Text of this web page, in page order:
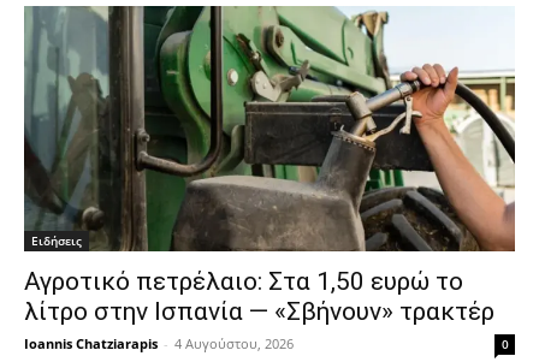
Ειδήσεις
Αγροτικό πετρέλαιο: Στα 1,50 ευρώ το
λίτρο στην Ισπανία — «Σβήνουν» τρακτέρ
Ioannis Chatziarapis - 4 Αυγούστου, 2026 0